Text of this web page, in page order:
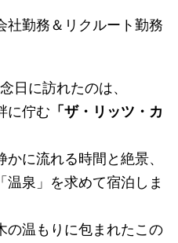
社勤務＆リクルート勤務
日に訪れたのは、
に佇む 「ザ・リッツ・カ
に流れる時間と絶景、
温泉」を求めて宿泊しま
の温もりに包まれたこの